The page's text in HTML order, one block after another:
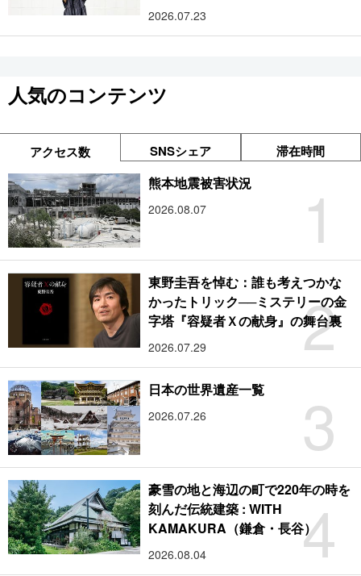
2026.07.23
人気のコンテンツ
アクセス数 SNSシェア 滞在時間
1
熊本地震被害状況
2026.08.07
2
東野圭吾を悼む：誰も考えつかな
かったトリック──ミステリーの金
字塔『容疑者Ｘの献身』の舞台裏
2026.07.29
3
日本の世界遺産一覧
2026.07.26
4
豪雪の地と海辺の町で220年の時を
刻んだ伝統建築 : WITH
KAMAKURA（鎌倉・長谷）
2026.08.04